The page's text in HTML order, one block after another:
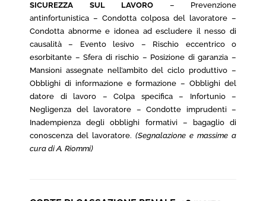
SICUREZZA SUL LAVORO – Prevenzione
antinfortunistica – Condotta colposa del lavoratore –
Condotta abnorme e idonea ad escludere il nesso di
causalità – Evento lesivo – Rischio eccentrico o
esorbitante – Sfera di rischio – Posizione di garanzia –
Mansioni assegnate nell’ambito del ciclo produttivo –
Obblighi di informazione e formazione – Obblighi del
datore di lavoro – Colpa specifica – Infortunio –
Negligenza del lavoratore – Condotte imprudenti –
Inadempienza degli obblighi formativi – bagaglio di
conoscenza del lavoratore. (Segnalazione e massime a
cura di A. Riommi)